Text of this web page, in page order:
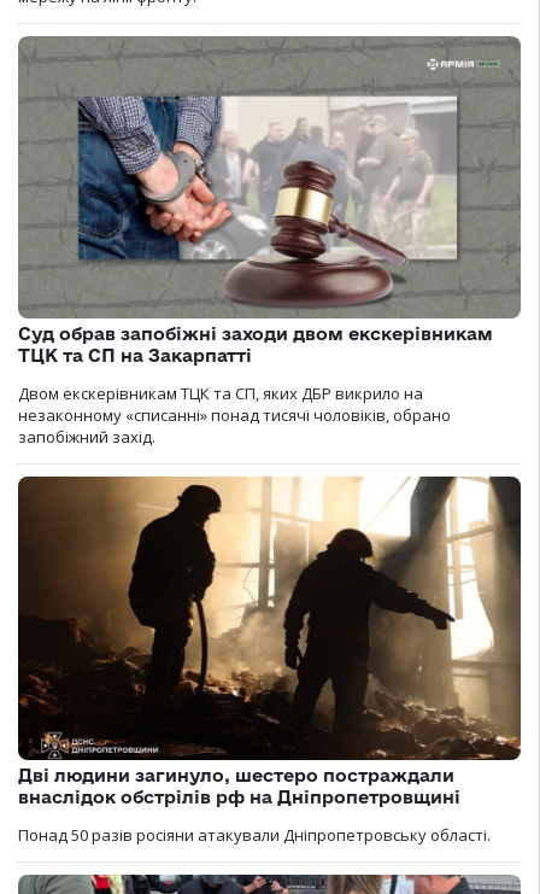
Суд обрав запобіжні заходи двом екскерівникам
ТЦК та СП на Закарпатті
Двом екскерівникам ТЦК та СП, яких ДБР викрило на
незаконному «списанні» понад тисячі чоловіків, обрано
запобіжний захід.
Дві людини загинуло, шестеро постраждали
внаслідок обстрілів рф на Дніпропетровщині
Понад 50 разів росіяни атакували Дніпропетровську області.